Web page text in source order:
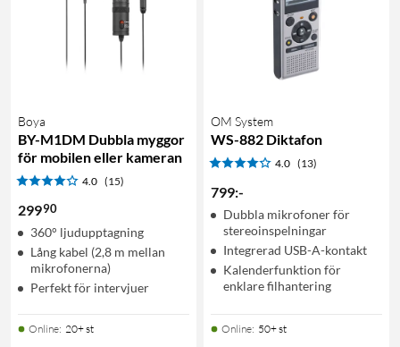
Boya
BY-M1DM Dubbla myggor
för mobilen eller kameran
4.0 (15)
29990
360° ljudupptagning
Lång kabel (2,8 m mellan
mikrofonerna)
Perfekt för intervjuer
Online: 20+ st
OM System
WS-882 Diktafon
4.0 (13)
799:-
Dubbla mikrofoner för
stereoinspelningar
Integrerad USB-A-kontakt
Kalenderfunktion för
enklare filhantering
Online: 50+ st